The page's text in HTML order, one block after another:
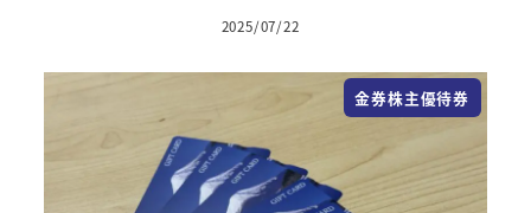
2025/07/22
金券株主優待券